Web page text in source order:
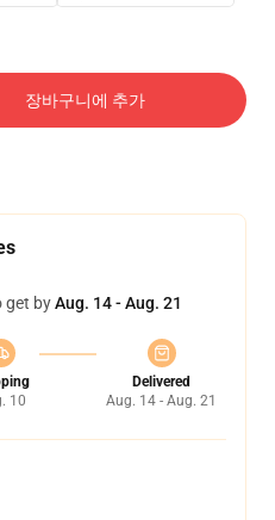
장바구니에 추가
get byAug. 14 - Aug. 21
10
Delivered
Aug. 14 - Aug. 21